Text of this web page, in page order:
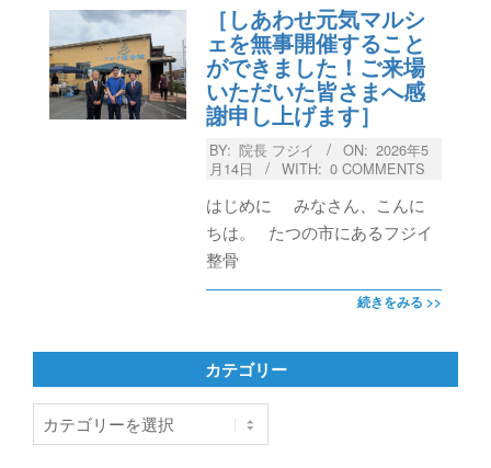
［しあわせ元気マルシ
ェを無事開催すること
ができました！ご来場
いただいた皆さまへ感
謝申し上げます］
BY: 院長 フジイ ON: 2026年5
月14日
WITH: 0 COMMENTS
はじめに みなさん、こんに
ちは。 たつの市にあるフジイ
整骨
続きをみる >>
カテゴリー
テ